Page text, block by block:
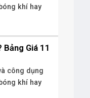
khí hay
Bảng Giá 11
công dụng
khí hay